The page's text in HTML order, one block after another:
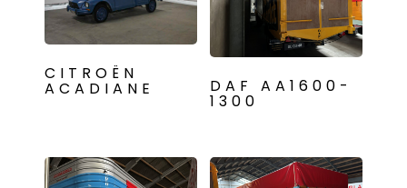
CITROËN
ACADIANE DAF AA1600-
1300